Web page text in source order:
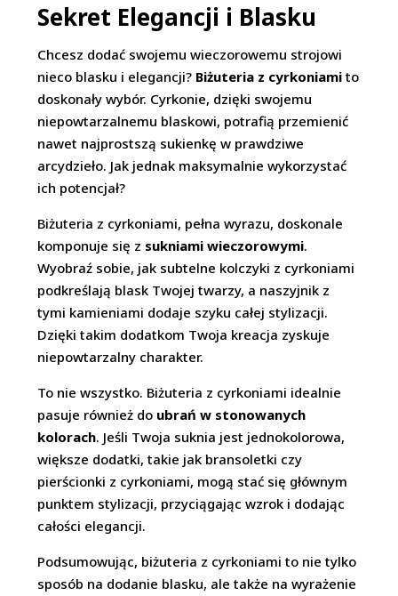
Sekret Elegancji i Blasku
Chcesz dodać swojemu wieczorowemu strojowi
nieco blasku i elegancji? Biżuteria z cyrkoniami to
doskonały wybór. Cyrkonie, dzięki swojemu
niepowtarzalnemu blaskowi, potrafią przemienić
nawet najprostszą sukienkę w prawdziwe
arcydzieło. Jak jednak maksymalnie wykorzystać
ich potencjał?
Biżuteria z cyrkoniami, pełna wyrazu, doskonale
komponuje się z sukniami wieczorowymi.
Wyobraź sobie, jak subtelne kolczyki z cyrkoniami
podkreślają blask Twojej twarzy, a naszyjnik z
tymi kamieniami dodaje szyku całej stylizacji.
Dzięki takim dodatkom Twoja kreacja zyskuje
niepowtarzalny charakter.
To nie wszystko. Biżuteria z cyrkoniami idealnie
pasuje również do ubrań w stonowanych
kolorach. Jeśli Twoja suknia jest jednokolorowa,
większe dodatki, takie jak bransoletki czy
pierścionki z cyrkoniami, mogą stać się głównym
punktem stylizacji, przyciągając wzrok i dodając
całości elegancji.
Podsumowując, biżuteria z cyrkoniami to nie tylko
sposób na dodanie blasku, ale także na wyrażenie